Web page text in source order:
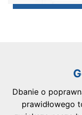
Dbanie o
prawidłowego